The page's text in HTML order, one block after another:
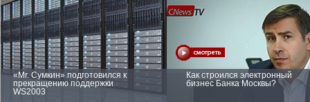
«Mr. Сумкин» подготовился к
прекращению поддержки
WS2003
Как строился электронный
бизнес Банка Москвы?